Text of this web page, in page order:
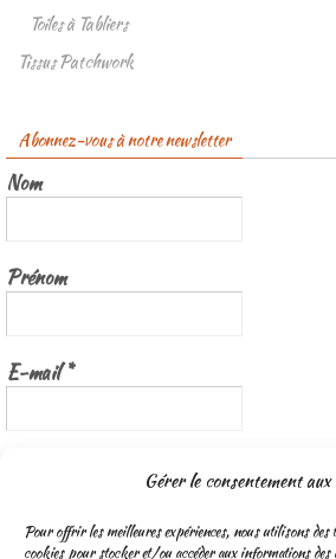
Gérer le consentement aux
Pour offrir les meilleures expériences, nous utilisons des
cookies pour stocker et/ou accéder aux informations
Toiles à Tabliers
Tissus Patchwork
Abonnez-vous à notre newsletter
Nom
Prénom
E-mail*
Nous gardons vos données privées et ne les
tierces parties qui rendent ce service
confidentialité